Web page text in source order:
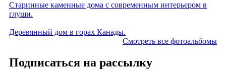
Старинные каменные дома с современным интерьером в
глуши.
Деревянный дом в горах Канады.
Смотреть все фотоальбомы
Подписаться на рассылку